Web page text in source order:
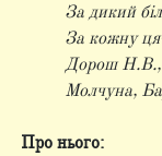
За дикий
За кожну
Дорош Н.В.,
Молчуна,
Про нього: